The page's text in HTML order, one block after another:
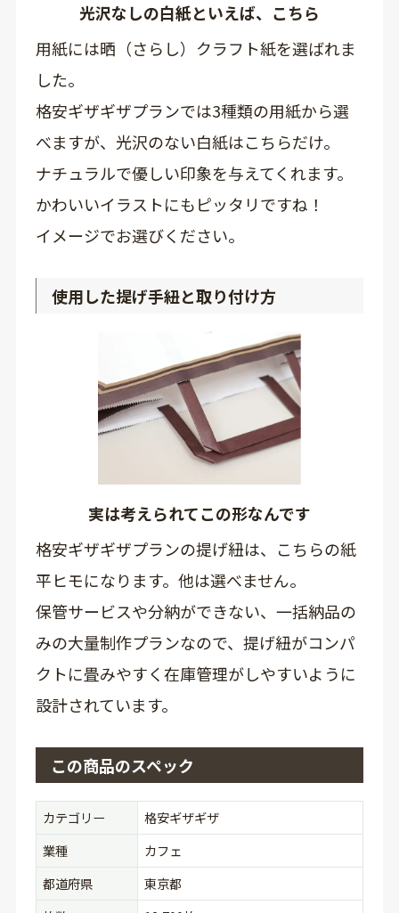
光沢なしの白紙といえば、こちら
用紙には晒（さらし）クラフト紙を選ばれま
した。
格安ギザギザプランでは3種類の用紙から選
べますが、光沢のない白紙はこちらだけ。
ナチュラルで優しい印象を与えてくれます。
かわいいイラストにもピッタリですね！
イメージでお選びください。
使用した提げ手紐と取り付け方
実は考えられてこの形なんです
格安ギザギザプランの提げ紐は、こちらの紙
平ヒモになります。他は選べません。
保管サービスや分納ができない、一括納品の
みの大量制作プランなので、提げ紐がコンパ
クトに畳みやすく在庫管理がしやすいように
設計されています。
この商品のスペック
カテゴリー
格安ギザギザ
業種
カフェ
都道府県
東京都